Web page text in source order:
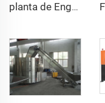
planta de Engarrafamento de Suco de Cana de Qualidade King com Capacidade de 16000BPH 32/32/10 do A ao Z à Venda